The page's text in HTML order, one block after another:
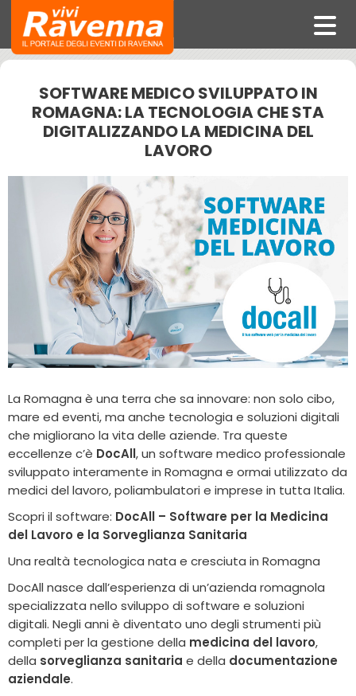
SOFTWARE MEDICO SVILUPPATO IN
ROMAGNA: LA TECNOLOGIA CHE STA
DIGITALIZZANDO LA MEDICINA DEL
LAVORO
La Romagna è una terra che sa innovare: non solo cibo,
mare ed eventi, ma anche tecnologia e soluzioni digitali
che migliorano la vita delle aziende. Tra queste
eccellenze c’è DocAll, un software medico professionale
sviluppato interamente in Romagna e ormai utilizzato da
medici del lavoro, poliambulatori e imprese in tutta Italia.
Scopri il software: DocAll – Software per la Medicina
del Lavoro e la Sorveglianza Sanitaria
Una realtà tecnologica nata e cresciuta in Romagna
DocAll nasce dall’esperienza di un’azienda romagnola
specializzata nello sviluppo di software e soluzioni
digitali. Negli anni è diventato uno degli strumenti più
completi per la gestione della medicina del lavoro,
della sorveglianza sanitaria e della documentazione
aziendale.